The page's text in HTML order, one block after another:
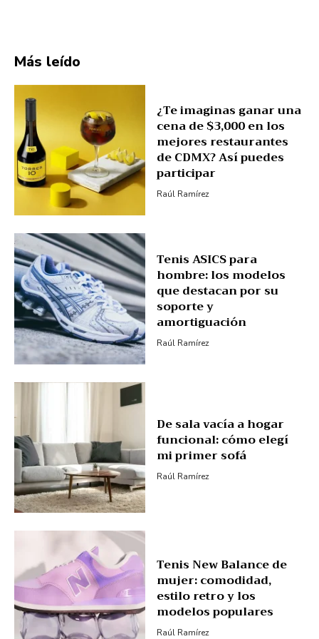
Más leído
¿Te imaginas ganar una
cena de $3,000 en los
mejores restaurantes
de CDMX? Así puedes
participar
Raúl Ramírez
Tenis ASICS para
hombre: los modelos
que destacan por su
soporte y
amortiguación
Raúl Ramírez
De sala vacía a hogar
funcional: cómo elegí
mi primer sofá
Raúl Ramírez
Tenis New Balance de
mujer: comodidad,
estilo retro y los
modelos populares
Raúl Ramírez